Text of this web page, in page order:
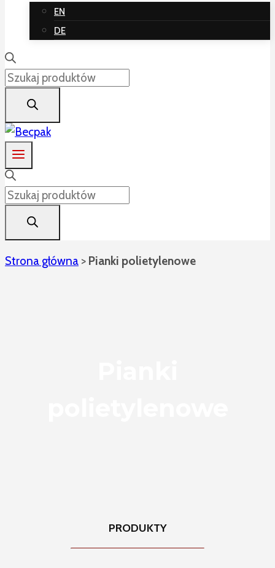
EN
DE
Wyszukiwarka
produktów
Wyszukiwarka
produktów
Strona główna > Pianki polietylenowe
PRODUKTY